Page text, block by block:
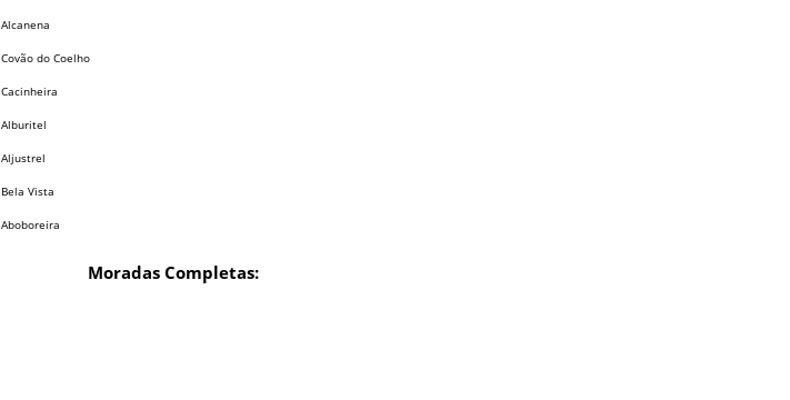
Alcanena
Covão do Coelho
Cacinheira
Alburitel
Aljustrel
Bela Vista
Aboboreira
Moradas Completas: